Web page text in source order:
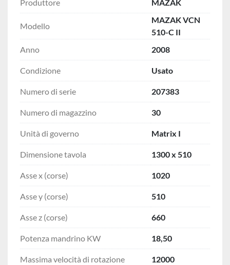
Produttore MAZAK
Modello
MAZAK VCN
510-C II
Anno
2008
Condizione Usato
Numero di serie 207383
Numero di magazzino 30
Unità di governo Matrix I
Dimensione tavola 1300 x 510
Asse x (corse) 1020
Asse y (corse) 510
Asse z (corse) 660
Potenza mandrino KW 18,50
Massima velocità di rotazione 12000